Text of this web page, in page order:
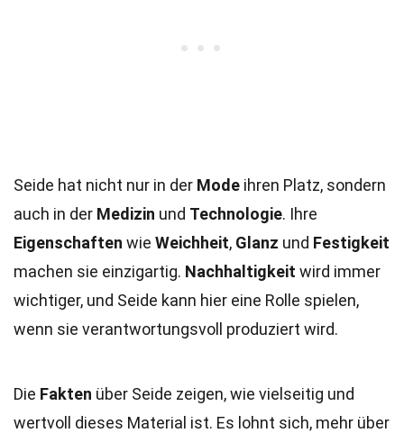
Seide hat nicht nur in der Mode ihren Platz, sondern
auch in der Medizin und Technologie. Ihre
Eigenschaften wie Weichheit, Glanz und Festigkeit
machen sie einzigartig. Nachhaltigkeit wird immer
wichtiger, und Seide kann hier eine Rolle spielen,
wenn sie verantwortungsvoll produziert wird.
Die Fakten über Seide zeigen, wie vielseitig und
wertvoll dieses Material ist. Es lohnt sich, mehr über